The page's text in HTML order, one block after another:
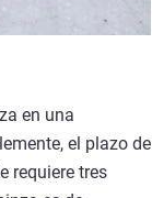
en una
el plazo de
requiere tres